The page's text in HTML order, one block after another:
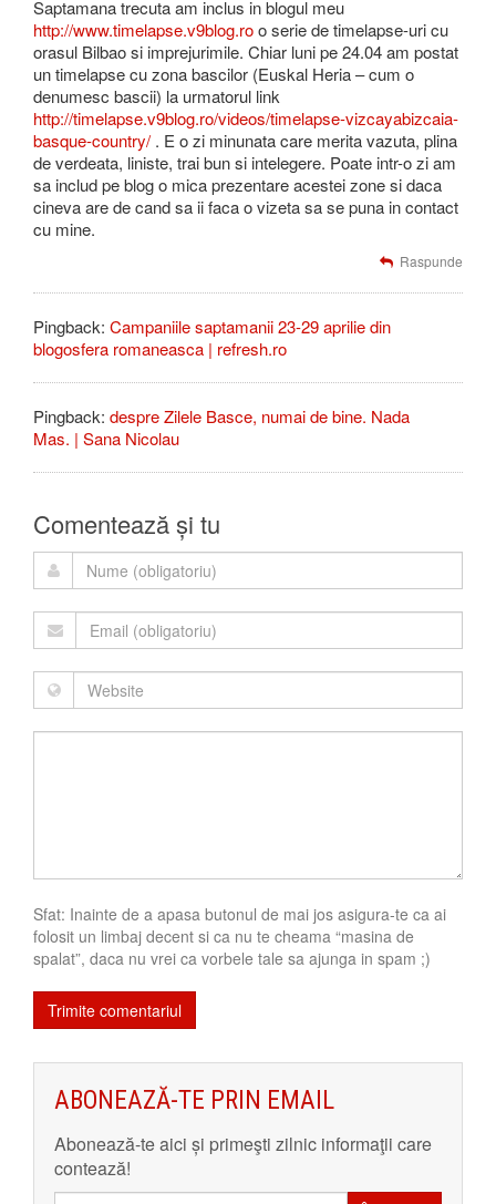
Saptamana trecuta am inclus in blogul meu
http://www.timelapse.v9blog.roo serie de timelapse-uri cu
orasul Bilbao si imprejurimile. Chiar luni pe 24.04 am postat
un timelapse cu zona bascilor (Euskal Heria – cum o
denumesc bascii) la urmatorul link
http://timelapse.v9blog.ro/videos/timelapse-vizcayabizcaia-
basque-country/. E o zi minunata care merita vazuta, plina
de verdeata, liniste, trai bun si intelegere. Poate intr-o zi am
sa includ pe blog o mica prezentare acestei zone si daca
cineva are de cand sa ii faca o vizeta sa se puna in contact
cu mine.
Raspunde
Pingback: Campaniile saptamanii 23-29 aprilie din
blogosfera romaneasca | refresh.ro
Pingback: despre Zilele Basce, numai de bine. Nada
Mas. | Sana Nicolau
Comentează și tu
Sfat: Inainte de a apasa butonul de mai jos asigura-te ca ai
folosit un limbaj decent si ca nu te cheama “masina de
spalat”, daca nu vrei ca vorbele tale sa ajunga in spam ;)
ABONEAZĂ-TE PRIN EMAIL
Abonează-te aici și primeşti zilnic informaţii care
contează!